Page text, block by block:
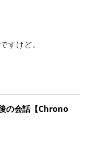
すけど。
の会話【Chrono